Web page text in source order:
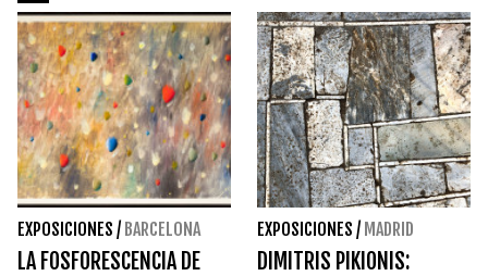
EXPOSICIONES / BARCELONA
LA FOSFORESCENCIA DE
EXPOSICIONES / MADRID
DIMITRIS PIKIONIS: